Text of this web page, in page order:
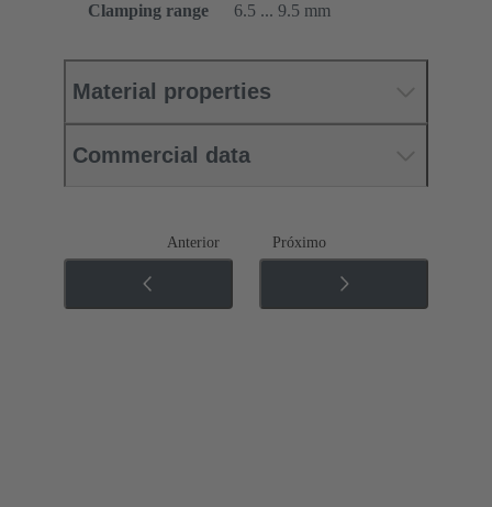
Clamping range
6.5 ... 9.5 mm
Material properties
Commercial data
Anterior Próximo